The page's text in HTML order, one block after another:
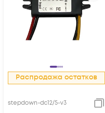
Распродажа остатков
stepdown-dc12/5-v3